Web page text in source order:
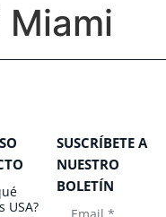
USA?
SUSCRÍBETE A
NUESTRO
BOLETÍN